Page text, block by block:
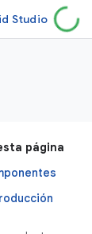
Studio
página